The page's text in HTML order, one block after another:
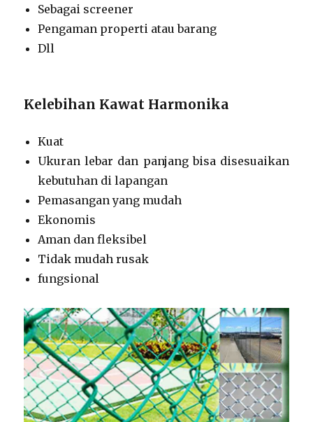
Sebagai screener
Pengaman properti atau barang
Dll
Kelebihan Kawat Harmonika
Kuat
Ukuran lebar dan panjang bisa disesuaikan
kebutuhan di lapangan
Pemasangan yang mudah
Ekonomis
Aman dan fleksibel
Tidak mudah rusak
fungsional